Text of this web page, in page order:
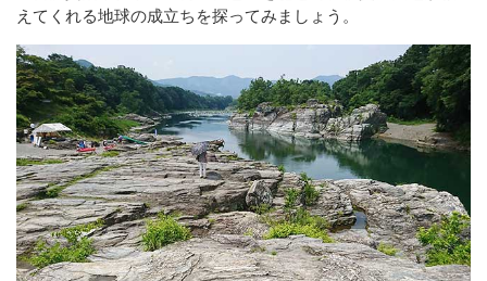
えてくれる地球の成立ちを探ってみましょう。